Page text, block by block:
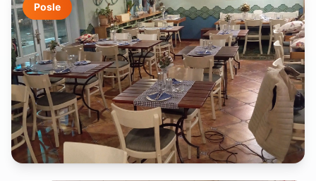
Posle